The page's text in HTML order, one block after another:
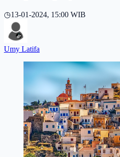
◷13-01-2024, 15:00 WIB
Umy Latifa